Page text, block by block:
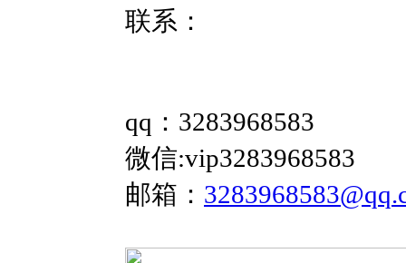
联系：
qq：3283968583
微信:vip3283968583
邮箱：